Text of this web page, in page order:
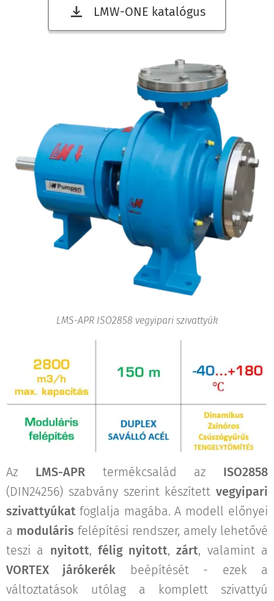
LMW-ONE katalógus
LMS-APR ISO2858 vegyipari szivattyúk
Az LMS-APRtermékcsalád az ISO2858
(DIN24256) szabvány szerint készített vegyipari
szivattyúkat foglalja magába. A modell előnyei
a moduláris felépítési rendszer, amely lehetővé
teszi a nyitott, félig nyitott,zárt, valamint a
VORTEX járókerék beépítését - ezek a
változtatások utólag a komplett szivattyú